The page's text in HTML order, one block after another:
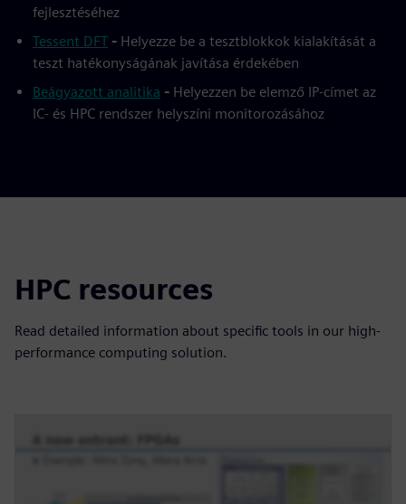
fejlesztéséhez
Tessent DFT - Helyezze be a tesztblokkok kialakítását a
teszt hatékonyságának javítása érdekében
Beágyazott analitika - Helyezzen be elemző IP-címet az
IC- és HPC rendszer helyszíni monitorozásához
HPC resources
Read detailed information about specific tools in our high-
performance computing solution.